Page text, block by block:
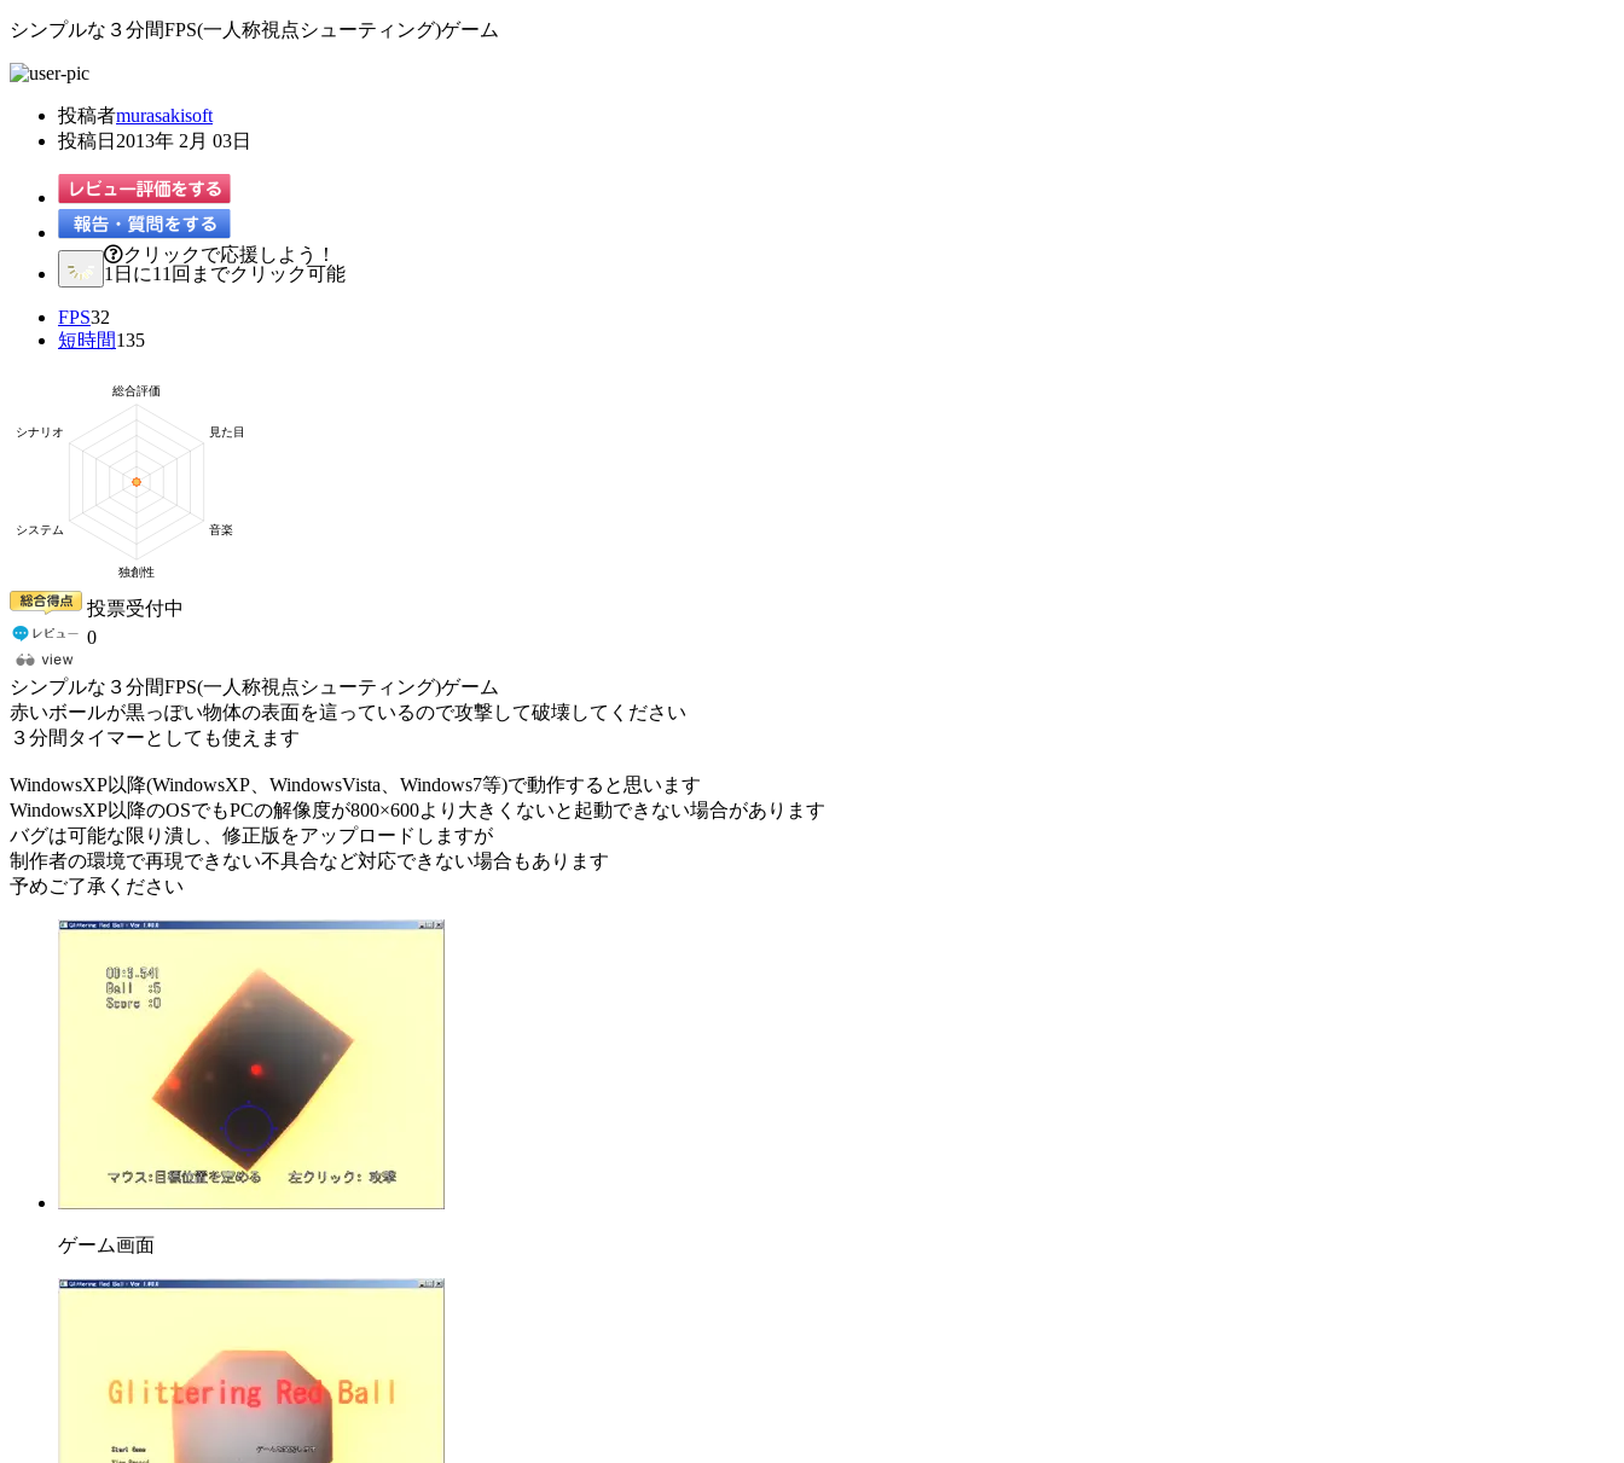
シンプルな３分間FPS(一人称視点シューティング)ゲーム
投稿者murasakisoft
投稿日 2013年 2月 03日
クリックで応援しよう！
1日に11回までクリック可能
FPS32
短時間135
投票受付中
0
シンプルな３分間FPS(一人称視点シューティング)ゲーム
赤いボールが黒っぽい物体の表面を這っているので攻撃して破壊してください
３分間タイマーとしても使えます
WindowsXP以降(WindowsXP、WindowsVista、Windows7等)で動作すると思います
WindowsXP以降のOSでもPCの解像度が800×600より大きくないと起動できない場合があります
バグは可能な限り潰し、修正版をアップロードしますが
制作者の環境で再現できない不具合など対応できない場合もあります
予めご了承ください
ゲーム画面